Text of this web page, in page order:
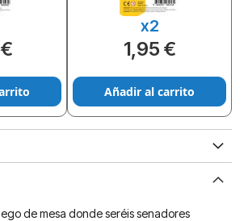
x2
1,95 €
Añadir al carrito
de mesa donde seréis senadores